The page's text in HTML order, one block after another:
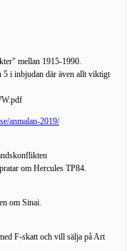
mellan 1915-1990.
i inbjudan där även allt viktigt
anmalan-2019/
om Hercules TP84.
om Sinai.
F-skatt och vill sälja på Art